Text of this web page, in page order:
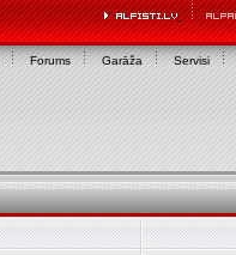
Forums Garāža Servisi